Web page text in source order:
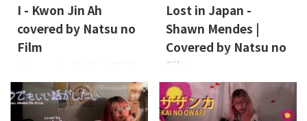
I - Kwon Jin Ah
covered by Natsu no
Film
或感興趣的歌曲。這次是 Kwon
Jin Ah 的《I》
主唱：Natsu
no Film
Lost in Japan -
Shawn Mendes |
Covered by Natsu no
Film
這是一個由 Natsu no Film 主唱
Leon 演唱她喜愛或近期關注歌
曲的翻唱系列，全部在她的臥